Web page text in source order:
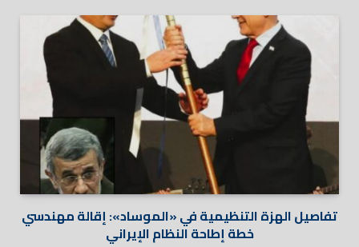
تفاصيل الهزة التنظيمية في «الموساد»: إقالة مهندسي
خطة إطاحة النظام الإيراني